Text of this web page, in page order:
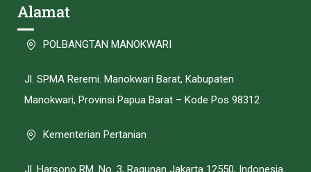
Alamat
POLBANGTAN MANOKWARI
Jl. SPMA Reremi. Manokwari Barat, Kabupaten
Manokwari, Provinsi Papua Barat – Kode Pos 98312
Kementerian Pertanian
Jl. Harsono RM. No. 3, Ragunan Jakarta 12550, Indonesia